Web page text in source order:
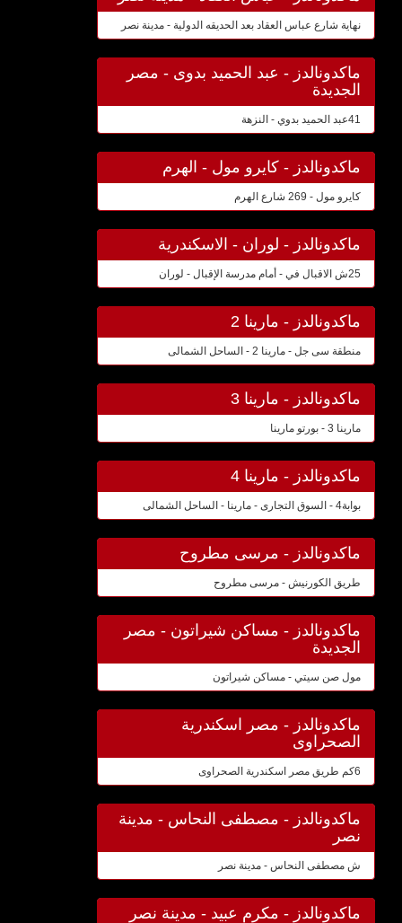
نهاية شارع عباس العقاد بعد الحديقه الدولية - مدينة نصر
ماكدونالدز - عبد الحميد بدوى - مصر
الجديدة
41عبد الحميد بدوي - النزهة
ماكدونالدز - كايرو مول - الهرم
كايرو مول - 269 شارع الهرم
ماكدونالدز - لوران - الاسكندرية
25ش الاقبال في - أمام مدرسة الإقبال - لوران
ماكدونالدز - مارينا 2
منطقة سى جل - مارينا 2 - الساحل الشمالى
ماكدونالدز - مارينا 3
مارينا 3 - بورتو مارينا
ماكدونالدز - مارينا 4
بوابة4 - السوق التجارى - مارينا - الساحل الشمالى
ماكدونالدز - مرسى مطروح
طريق الكورنيش - مرسى مطروح
ماكدونالدز - مساكن شيراتون - مصر
الجديدة
مول صن سيتي - مساكن شيراتون
ماكدونالدز - مصر اسكندرية
الصحراوى
6كم طريق مصر اسكندرية الصحراوى
ماكدونالدز - مصطفى النحاس - مدينة
نصر
ش مصطفى النحاس - مدينة نصر
ماكدونالدز - مكرم عبيد - مدينة نصر